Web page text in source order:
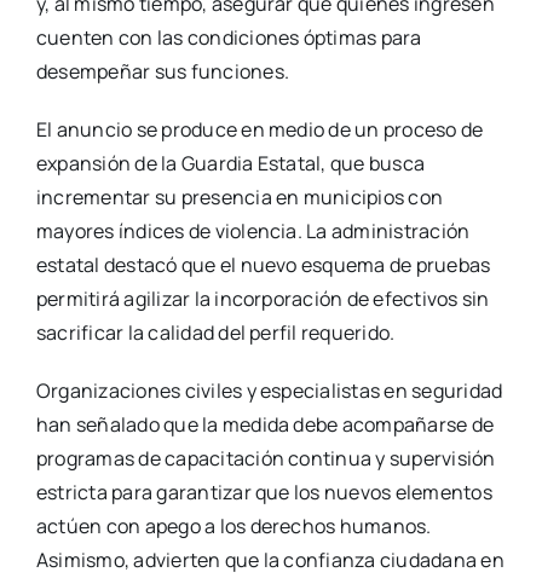
cuenten con las condiciones óptimas para
desempeñar sus funciones.
El anuncio se produce en medio de un proceso de
expansión de la Guardia Estatal, que busca
incrementar su presencia en municipios con
mayores índices de violencia. La administración
estatal destacó que el nuevo esquema de pruebas
permitirá agilizar la incorporación de efectivos sin
sacrificar la calidad del perfil requerido.
Organizaciones civiles y especialistas en seguridad
han señalado que la medida debe acompañarse de
programas de capacitación continua y supervisión
estricta para garantizar que los nuevos elementos
actúen con apego a los derechos humanos.
Asimismo, advierten que la confianza ciudadana en